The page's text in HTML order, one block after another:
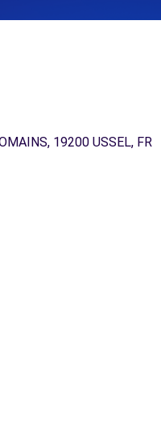
19200 USSEL, FR